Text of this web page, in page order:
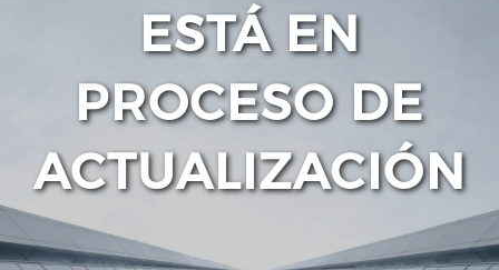
ESTÁ EN
PROCESO DE
ACTUALIZACIÓN